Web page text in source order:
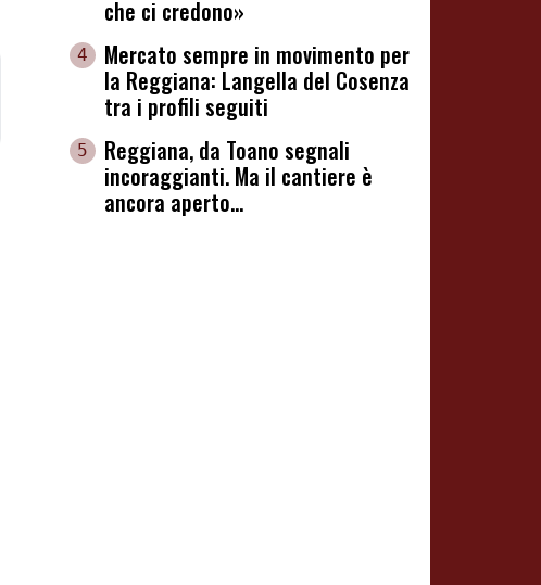
che ci credono»
4
Mercato sempre in movimento per
la Reggiana: Langella del Cosenza
tra i profili seguiti
5
Reggiana, da Toano segnali
incoraggianti. Ma il cantiere è
ancora aperto...